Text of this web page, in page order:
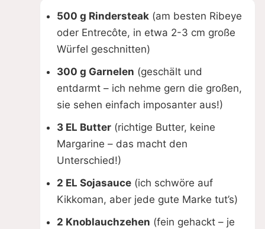
500 g Rindersteak (am besten Ribeye
oder Entrecôte, in etwa 2-3 cm große
Würfel geschnitten)
300 g Garnelen (geschält und
entdarmt – ich nehme gern die großen,
sie sehen einfach imposanter aus!)
3 EL Butter (richtige Butter, keine
Margarine – das macht den
Unterschied!)
2 EL Sojasauce (ich schwöre auf
Kikkoman, aber jede gute Marke tut’s)
2 Knoblauchzehen (fein gehackt – je